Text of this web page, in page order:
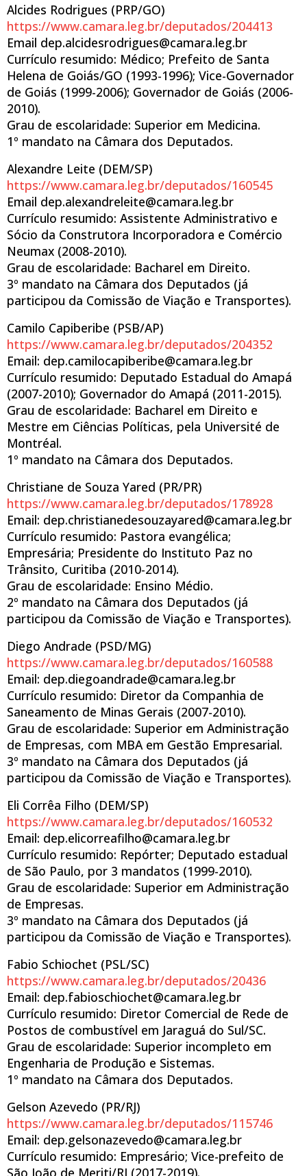
Alcides Rodrigues (PRP/GO)
https://www.camara.leg.br/deputados/204413
Email dep.alcidesrodrigues@camara.leg.br
Currículo resumido: Médico; Prefeito de Santa
Helena de Goiás/GO (1993-1996); Vice-Governador
de Goiás (1999-2006); Governador de Goiás (2006-
2010).
Grau de escolaridade: Superior em Medicina.
1º mandato na Câmara dos Deputados.
Alexandre Leite (DEM/SP)
https://www.camara.leg.br/deputados/160545
Email dep.alexandreleite@camara.leg.br
Currículo resumido: Assistente Administrativo e
Sócio da Construtora Incorporadora e Comércio
Neumax (2008-2010).
Grau de escolaridade: Bacharel em Direito.
3º mandato na Câmara dos Deputados (já
participou da Comissão de Viação e Transportes).
Camilo Capiberibe (PSB/AP)
https://www.camara.leg.br/deputados/204352
Email: dep.camilocapiberibe@camara.leg.br
Currículo resumido: Deputado Estadual do Amapá
(2007-2010); Governador do Amapá (2011-2015).
Grau de escolaridade: Bacharel em Direito e
Mestre em Ciências Políticas, pela Université de
Montréal.
1º mandato na Câmara dos Deputados.
Christiane de Souza Yared (PR/PR)
https://www.camara.leg.br/deputados/178928
Email: dep.christianedesouzayared@camara.leg.br
Currículo resumido: Pastora evangélica;
Empresária; Presidente do Instituto Paz no
Trânsito, Curitiba (2010-2014).
Grau de escolaridade: Ensino Médio.
2º mandato na Câmara dos Deputados (já
participou da Comissão de Viação e Transportes).
Diego Andrade (PSD/MG)
https://www.camara.leg.br/deputados/160588
Email: dep.diegoandrade@camara.leg.br
Currículo resumido: Diretor da Companhia de
Saneamento de Minas Gerais (2007-2010).
Grau de escolaridade: Superior em Administração
de Empresas, com MBA em Gestão Empresarial.
3º mandato na Câmara dos Deputados (já
participou da Comissão de Viação e Transportes).
Eli Corrêa Filho (DEM/SP)
https://www.camara.leg.br/deputados/160532
Email: dep.elicorreafilho@camara.leg.br
Currículo resumido: Repórter; Deputado estadual
de São Paulo, por 3 mandatos (1999-2010).
Grau de escolaridade: Superior em Administração
de Empresas.
3º mandato na Câmara dos Deputados (já
participou da Comissão de Viação e Transportes).
Fabio Schiochet (PSL/SC)
https://www.camara.leg.br/deputados/20436
Email: dep.fabioschiochet@camara.leg.br
Currículo resumido: Diretor Comercial de Rede de
Postos de combustível em Jaraguá do Sul/SC.
Grau de escolaridade: Superior incompleto em
Engenharia de Produção e Sistemas.
1º mandato na Câmara dos Deputados.
Gelson Azevedo (PR/RJ)
https://www.camara.leg.br/deputados/115746
Email: dep.gelsonazevedo@camara.leg.br
Currículo resumido: Empresário; Vice-prefeito de
São João de Meriti/RJ (2017-2019).